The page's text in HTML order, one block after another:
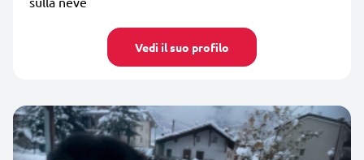
Vedi il suo profilo